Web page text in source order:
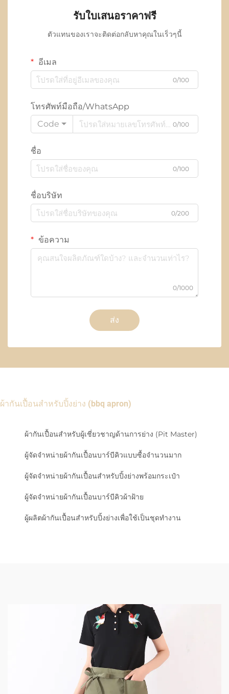
รับใบเสนอราคาฟรี
ตัวแทนของเราจะติดต่อกลับหาคุณในเร็วๆนี้
อีเมล
0/100
โทรศัพท์มือถือ/WhatsApp
Code
0/100
ชื่อ
0/100
ชื่อบริษัท
0/200
ข้อความ
0/1000
ส่ง
ผ้ากันเปื้อนสำหรับปิ้งย่าง (bbq apron)
ผ้ากันเปื้อนสำหรับผู้เชี่ยวชาญด้านการย่าง (Pit Master)
ผู้จัดจำหน่ายผ้ากันเปื้อนบาร์บีคิวแบบซื้อจำนวนมาก
ผู้จัดจำหน่ายผ้ากันเปื้อนสำหรับปิ้งย่างพร้อมกระเป๋า
ผู้จัดจำหน่ายผ้ากันเปื้อนบาร์บีคิวผ้าฝ้าย
ผู้ผลิตผ้ากันเปื้อนสำหรับปิ้งย่างเพื่อใช้เป็นชุดทำงาน